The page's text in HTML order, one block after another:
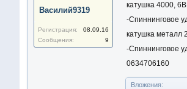
Василий9319
Регистрация:
08.09.16
Сообщения:
9
катушка 4000,
-Спиннинговое
катушка металл
-Спиннинговое
0634706160
Вложения: